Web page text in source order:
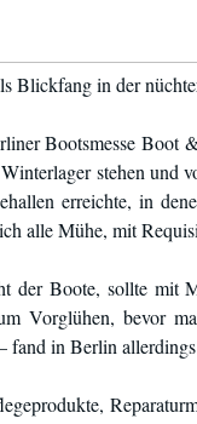
Blickfang in der
Bootsmesse Boot
stehen und
erreichte, in
alle Mühe, mit
der Boote, sollte mit
Vorglühen, bevor
fand in Berlin